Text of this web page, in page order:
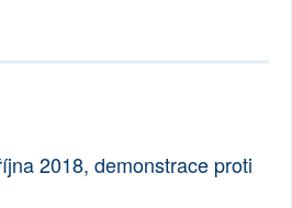
2018, demonstrace proti